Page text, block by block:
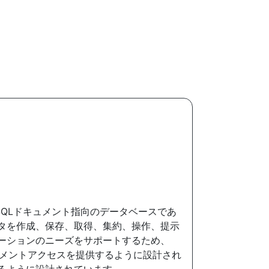
ドキュメント指向のデータベースであ
を作成、保存、取得、集約、操作、提示
ョンのニーズをサポートするため、
ントアクセスを提供するように設計され